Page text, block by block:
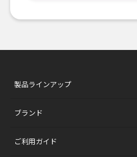
製品ラインアップ
ブランド
ご利用ガイド